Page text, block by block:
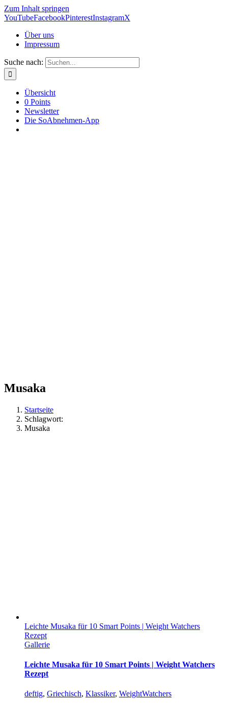
Zum Inhalt springen
YouTubeFacebookPinterestInstagramX
Über uns
Impressum
Suche nach:
Übersicht
0 Points
Newsletter
Die SoAbnehmen-App
Musaka
Startseite
Schlagwort:
Musaka
Leichte Musaka für 10 Smart Points | Weight Watchers
Rezept
Gallerie
Leichte Musaka für 10 Smart Points | Weight Watchers
Rezept
deftig, Griechisch, Klassiker, WeightWatchers